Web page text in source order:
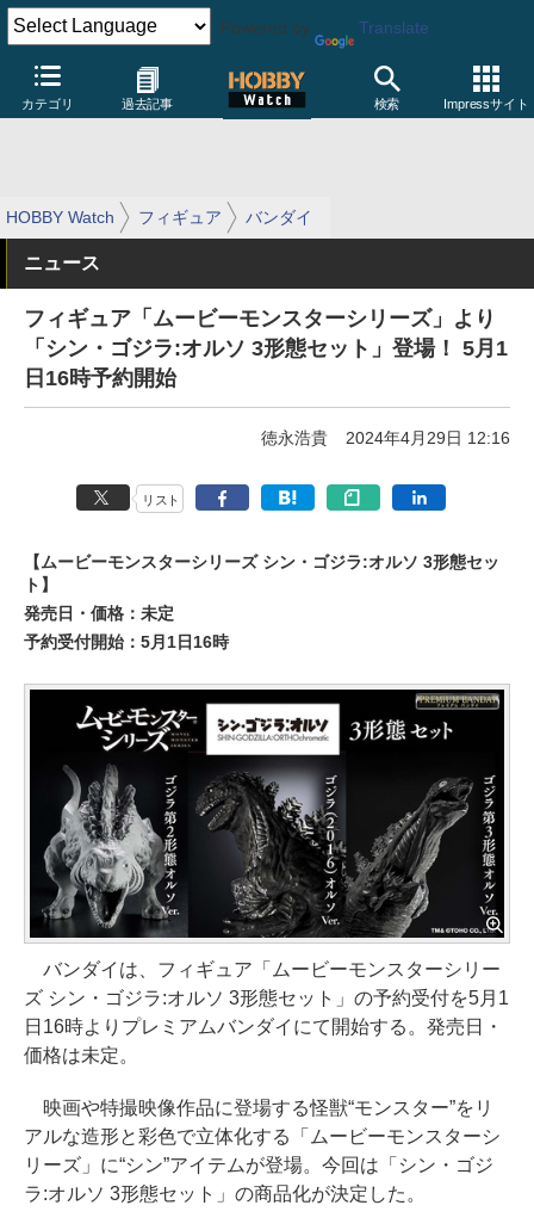
Powered by Translate
カテゴリ 過去記事 検索 Impressサイト
HOBBY Watch フィギュア バンダイ
ニュース
フィギュア「ムービーモンスターシリーズ」より
「シン・ゴジラ:オルソ 3形態セット」登場！ 5月1
日16時予約開始
徳永浩貴 2024年4月29日 12:16
リスト
【ムービーモンスターシリーズ シン・ゴジラ:オルソ 3形態セッ
ト】
発売日・価格：未定
予約受付開始：5月1日16時
バンダイは、フィギュア「ムービーモンスターシリー
ズ シン・ゴジラ:オルソ 3形態セット」の予約受付を5月1
日16時よりプレミアムバンダイにて開始する。発売日・
価格は未定。
映画や特撮映像作品に登場する怪獣“モンスター”をリ
アルな造形と彩色で立体化する「ムービーモンスターシ
リーズ」に“シン”アイテムが登場。今回は「シン・ゴジ
ラ:オルソ 3形態セット」の商品化が決定した。